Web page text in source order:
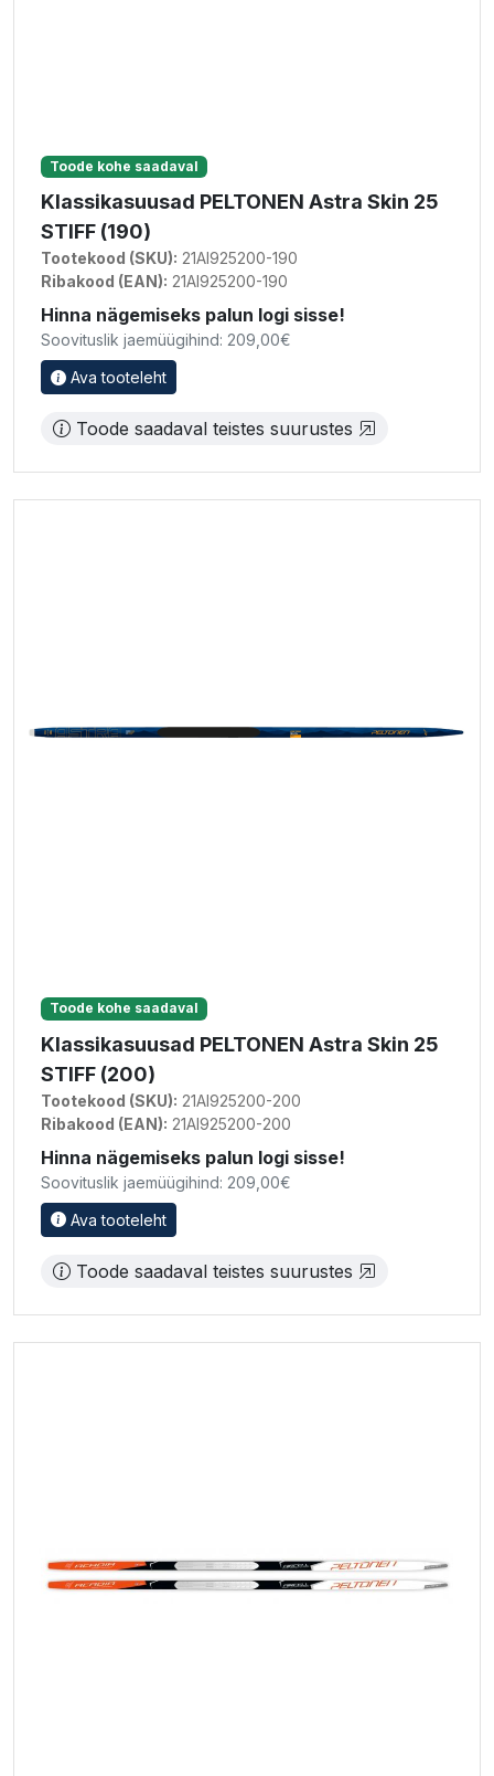
Toode kohe saadaval
Klassikasuusad PELTONEN Astra Skin 25
STIFF (190)
Tootekood (SKU): 21AI925200-190
Ribakood (EAN): 21AI925200-190
Hinna nägemiseks palun logi sisse!
Soovituslik jaemüügihind: 209,00€
Ava tooteleht
Toode saadaval teistes suurustes
Toode kohe saadaval
Klassikasuusad PELTONEN Astra Skin 25
STIFF (200)
Tootekood (SKU): 21AI925200-200
Ribakood (EAN): 21AI925200-200
Hinna nägemiseks palun logi sisse!
Soovituslik jaemüügihind: 209,00€
Ava tooteleht
Toode saadaval teistes suurustes